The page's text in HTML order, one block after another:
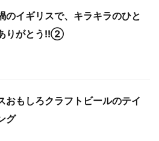
のイギリスで、キラキラのひと
りがとう!!②
おもしろクラフトビールのテイ
グ